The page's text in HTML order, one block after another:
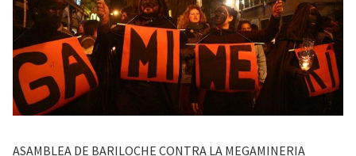
ASAMBLEA DE BARILOCHE CONTRA LA MEGAMINERIA